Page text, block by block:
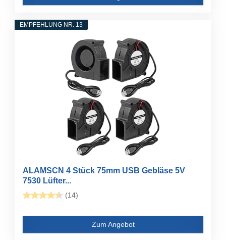
EMPFEHLUNG NR. 13
ALAMSCN 4 Stück 75mm USB Gebläse 5V
7530 Lüfter...
(14)
Zum Angebot